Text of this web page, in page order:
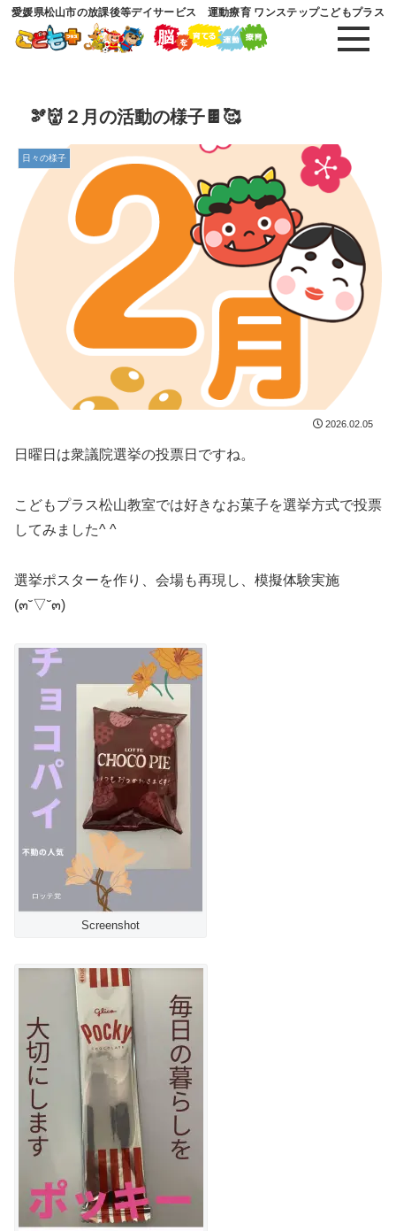
愛媛県松山市の放課後等デイサービス 運動療育 ワンステップこどもプラス
🫘👹２月の活動の様子🍫🥰
日々の様子
2026.02.05
日曜日は衆議院選挙の投票日ですね。
こどもプラス松山教室では好きなお菓子を選挙方式で投票
してみました^ ^
選挙ポスターを作り、会場も再現し、模擬体験実施
(๓˘▽˘๓)
Screenshot